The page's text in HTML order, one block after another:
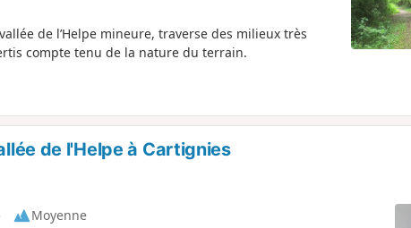
de l’Helpe mineure, traverse des milieux très
compte tenu de la nature du terrain.
de l'Helpe à Cartignies
Moyenne